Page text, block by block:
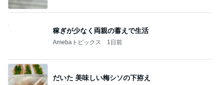
稼ぎが少なく両親の蓄えで生活
Amebaトピックス 1日前
だいた 美味しい梅シソの下拵え